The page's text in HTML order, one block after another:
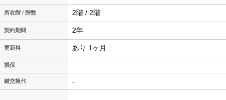
所在階 / 階数 2階 / 2階
契約期間 2年
更新料 あり 1ヶ月
損保
鍵交換代 -